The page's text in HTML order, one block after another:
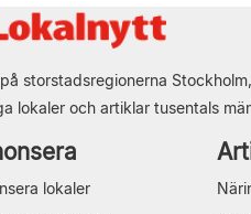
storstadsregionerna
lokaler och artiklar tusentals
lokaler